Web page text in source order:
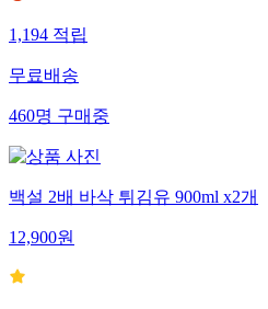
1,194적립
무료배송
460명구매중
백설 2배 바삭 튀김유 900ml x2개
12,900원